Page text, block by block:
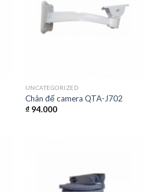
UNCATEGORIZED
Chân đế camera QTA-J702
₫94.000